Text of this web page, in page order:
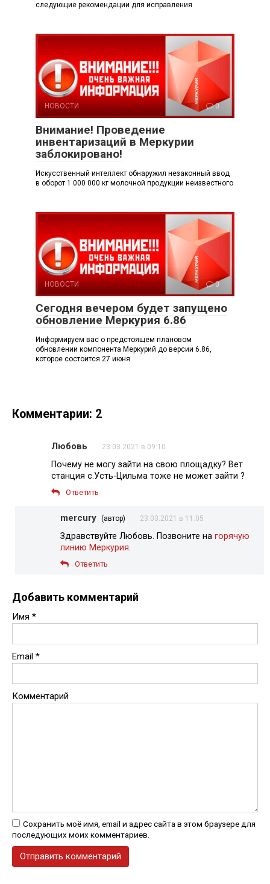
следующие рекомендации для исправления
НОВОСТИ 0
Внимание! Проведение
инвентаризаций в Меркурии
заблокировано!
Искусственный интеллект обнаружил незаконный ввод
в оборот 1 000 000 кг молочной продукции неизвестного
НОВОСТИ 0
Сегодня вечером будет запущено
обновление Меркурия 6.86
Информируем вас о предстоящем плановом
обновлении компонента Меркурий до версии 6.86,
которое состоится 27 июня
Комментарии: 2
Любовь 23.03.2021 в 09:10
Почему не могу зайти на свою площадку? Вет
станция с.Усть-Цильма тоже не может зайти ?
Ответить
mercury (автор) 23.03.2021 в 11:05
Здравствуйте Любовь. Позвоните на горячую
линию Меркурия
Ответить
Добавить комментарий
Имя *
Email *
Комментарий
Сохранить моё имя, email и адрес сайта в этом браузере для
последующих моих комментариев.